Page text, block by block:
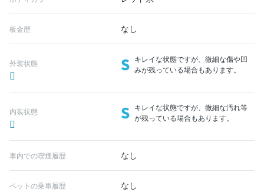
板金歴 なし
外装状態 S キレイな状態ですが、微細な傷や凹
みが残っている場合もあります。
内装状態 S キレイな状態ですが、微細な汚れ等
が残っている場合もあります。
車内での喫煙履歴 なし
ペットの乗車履歴 なし